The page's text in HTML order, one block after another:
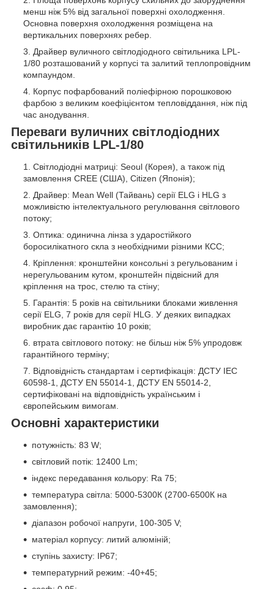
менш ніж 5% від загальної поверхні охолодження.
Основна поверхня охолодження розміщена на
вертикальних поверхнях ребер.
Драйвер вуличного світлодіодного світильника LPL-
1/80 розташований у корпусі та залитий теплопровідним
компаундом.
Корпус пофарбований поліефірною порошковою
фарбою з великим коефіцієнтом тепловіддання, ніж під
час анодування.
Переваги вуличних світлодіодних
світильників LPL-1/80
Світлодіодні матриці: Seoul (Корея), а також під
замовлення CREE (США), Citizen (Японія);
Драйвер: Mean Well (Тайвань) серії ELG і HLG з
можливістю інтелектуального регулювання світлового
потоку;
Оптика: одинична лінза з ударостійкого
боросилікатного скла з необхідними різними КСС;
Кріплення: кронштейни консольні з регульованим і
нерегульованим кутом, кронштейн підвісний для
кріплення на трос, стелю та стіну;
Гарантія: 5 років на світильники блоками живлення
серії ELG, 7 років для серії HLG. У деяких випадках
виробник дає гарантію 10 років;
втрата світлового потоку: не більш ніж 5% упродовж
гарантійного терміну;
Відповідність стандартам і сертифікація: ДСТУ IEC
60598-1, ДСТУ EN 55014-1, ДСТУ EN 55014-2,
сертифіковані на відповідність українським і
європейським вимогам.
Основні характеристики
потужність: 83 W;
світловий потік: 12400 Lm;
індекс передавання кольору: Ra 75;
температура світла: 5000-5300К (2700-6500К на
замовлення);
діапазон робочої напруги, 100-305 V;
матеріал корпусу: литий алюміній;
ступінь захисту: IP67;
температурний режим: -40+45;